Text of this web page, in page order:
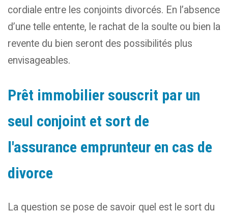
cordiale entre les conjoints divorcés. En l’absence
d’une telle entente, le rachat de la soulte ou bien la
revente du bien seront des possibilités plus
envisageables.
Prêt immobilier souscrit par un
seul conjoint et sort de
l'assurance emprunteur en cas de
divorce
La question se pose de savoir quel est le sort du